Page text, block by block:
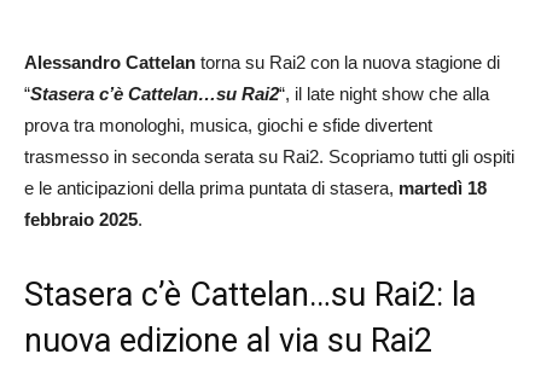
Alessandro Cattelan torna su Rai2 con la nuova stagione di
“Stasera c’è Cattelan…su Rai2“, il late night show che alla
prova tra monologhi, musica, giochi e sfide divertent
trasmesso in seconda serata su Rai2. Scopriamo tutti gli ospiti
e le anticipazioni della prima puntata di stasera, martedì 18
febbraio 2025.
Stasera c’è Cattelan…su Rai2: la
nuova edizione al via su Rai2